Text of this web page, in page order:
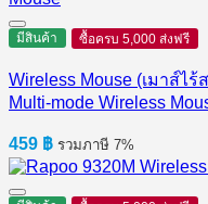
มีสินค้า ซื้อครบ 5,000 ส่งฟรี
Wireless Mouse (เมาส์ไร้
Multi-mode Wireless
459 ฿ รวมภาษี 7%